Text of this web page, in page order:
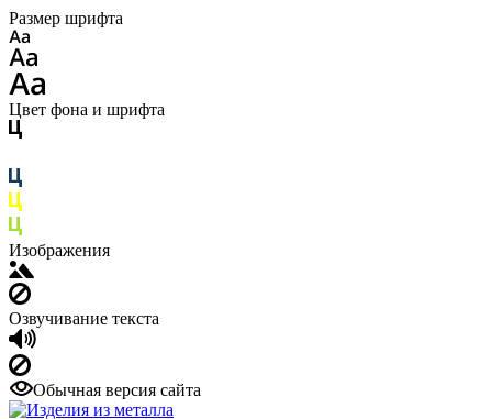
Размер шрифта
Цвет фона и шрифта
Изображения
Озвучивание текста
Обычная версия сайта